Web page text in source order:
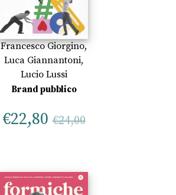
Francesco Giorgino,
Luca Giannantoni,
Lucio Lussi
Brand pubblico
€22,80 €24,00